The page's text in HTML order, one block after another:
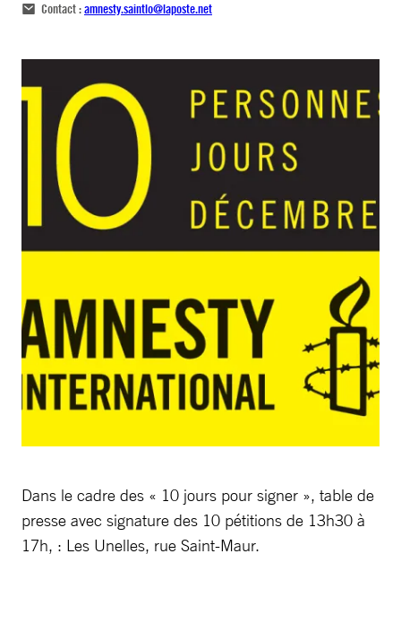
Contact :amnesty.saintlo@laposte.net
Dans le cadre des « 10 jours pour signer », table de
presse avec signature des 10 pétitions de 13h30 à
17h, : Les Unelles, rue Saint-Maur.